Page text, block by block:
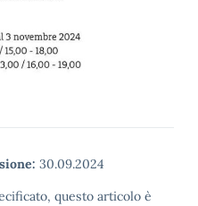
30.09.2024
questo articolo è